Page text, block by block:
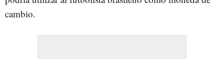
cambio.